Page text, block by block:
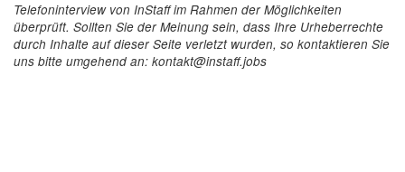
Telefoninterview von InStaff im Rahmen der Möglichkeiten
überprüft. Sollten Sie der Meinung sein, dass Ihre Urheberrechte
durch Inhalte auf dieser Seite verletzt wurden, so kontaktieren Sie
uns bitte umgehend an: kontakt@instaff.jobs